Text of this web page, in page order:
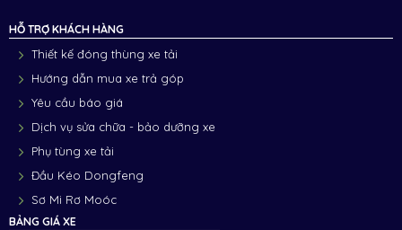
HỖ TRỢ KHÁCH HÀNG
Thiết kế đóng thùng xe tải
Hướng dẫn mua xe trả góp
Yêu cầu báo giá
Dịch vụ sửa chữa - bảo dưỡng xe
Phụ tùng xe tải
Đầu Kéo Dongfeng
Sơ Mi Rơ Moóc
BẢNG GIÁ XE